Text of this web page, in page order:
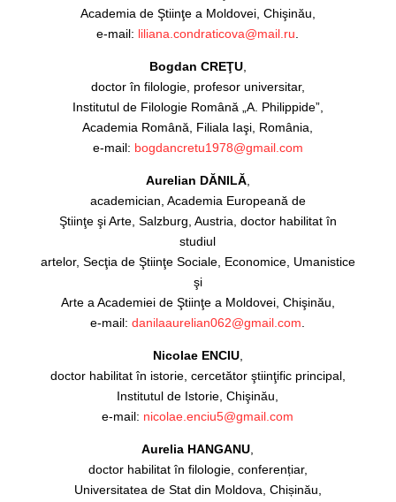
Academia de Ştiinţe a Moldovei, Chişinău,
e-mail: liliana.condraticova@mail.ru
Bogdan CREŢU,
doctor în filologie, profesor universitar,
Institutul de Filologie Română „A. Philippide”,
Academia Română, Filiala Iaşi, România,
e-mail: bogdancretu1978@gmail.com
Aurelian DĂNILĂ,
academician, Academia Europeană de
Ştiinţe şi Arte, Salzburg, Austria, doctor habilitat în
studiul
artelor, Secţia de Ştiinţe Sociale, Economice, Umanistice
şi
Arte a Academiei de Ştiinţe a Moldovei, Chişinău,
e-mail:danilaaurelian062@gmail.com
Nicolae ENCIU,
doctor habilitat în istorie, cercetător ştiinţific principal,
Institutul de Istorie, Chişinău,
e-mail: nicolae.enciu5@gmail.com
Aurelia HANGANU
doctor habilitat în filologie, conferențiar,
Universitatea de Stat din Moldova, Chișinău,